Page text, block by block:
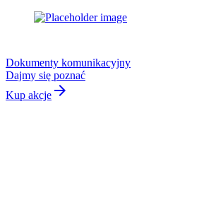
Dokumenty komunikacyjny
Dajmy się poznać
Kup akcje arrow_forward